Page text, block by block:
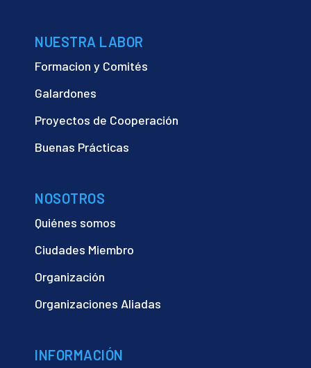
NUESTRA LABOR
Formacion y Comités
Galardones
Proyectos de Cooperación
Buenas Prácticas
NOSOTROS
Quiénes somos
Ciudades Miembro
Organización
Organizaciones Aliadas
INFORMACIÓN